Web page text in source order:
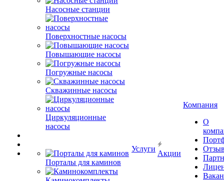
Насосные станции
Поверхностные насосы
Повышающие насосы
Погружные насосы
Скважинные насосы
Циркуляционные
насосы
Порталы для каминов
Услуги
Акции
Компания
О